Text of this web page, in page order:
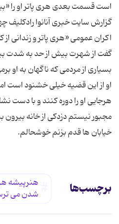
است قسمت بعدی هری پاتر او را
گزارش سایت خبری آنانوا رادكلیف
اكران عمومی «هری پاتر و زندانی از
گفت از شهرت بیش از حد به شدت
بسیاری از مردمی كه ناگهان به او
او از این قضیه خیلی خشنود است
هرجایی او را دوره كنند و با دست
مجبور نیستم دزدكی از خانه بیرون
خیابان ها قدم بزنم خوشحالم.
برچسب‌ها
هنرپیشه
شدن می